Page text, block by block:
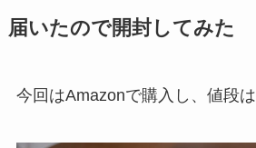
届いたので開封してみた
今回はAmazonで購入し、値段は